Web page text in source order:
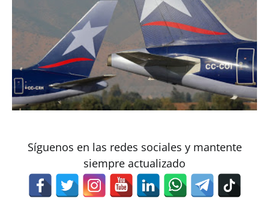
Síguenos en las redes sociales y mantente
siempre actualizado